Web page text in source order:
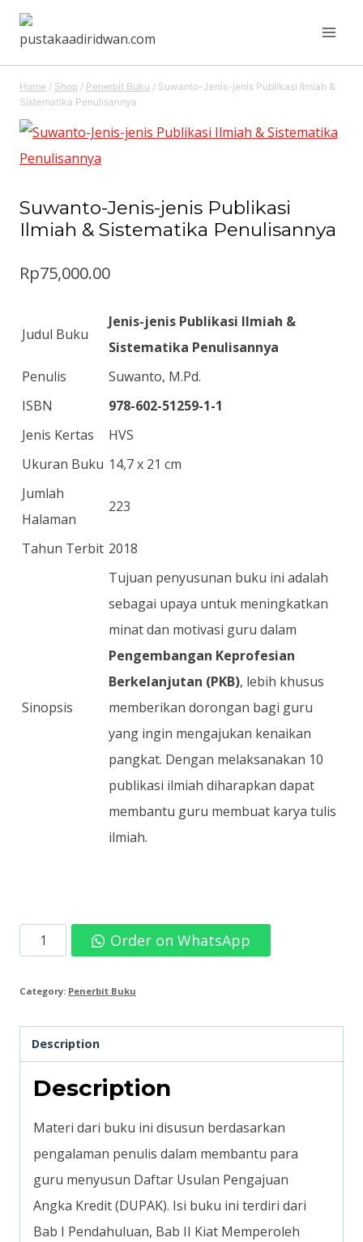
Skip
content
Home / Shop / Penerbit Buku / Suwanto-Jenis-jenis Publikasi Ilmiah &
Sistematika Penulisannya
Suwanto-Jenis-jenis Publikasi
Ilmiah & Sistematika Penulisannya
Rp75,000.00
Judul Buku
Jenis-jenis Publikasi Ilmiah &
Sistematika Penulisannya
Penulis
Suwanto, M.Pd.
ISBN
978-602-51259-1-1
Jenis Kertas
HVS
Ukuran Buku 14,7 x 21 cm
Jumlah
Halaman
223
Tahun Terbit 2018
Sinopsis
Tujuan penyusunan buku ini adalah
sebagai upaya untuk meningkatkan
minat dan motivasi guru dalam
Pengembangan Keprofesian
Berkelanjutan (PKB), lebih khusus
memberikan dorongan bagi guru
yang ingin mengajukan kenaikan
pangkat. Dengan melaksanakan 10
publikasi ilmiah diharapkan dapat
membantu guru membuat karya tulis
ilmiah.
Suwanto-
Jenis-
jenis
Ilmiah
&
Sistematika
Order on WhatsApp
Category: Penerbit Buku
Description
Description
Materi dari buku ini disusun berdasarkan
pengalaman penulis dalam membantu para
guru menyusun Daftar Usulan Pengajuan
Angka Kredit (DUPAK). Isi buku ini terdiri dari
Bab I Pendahuluan, Bab II Kiat Memperoleh